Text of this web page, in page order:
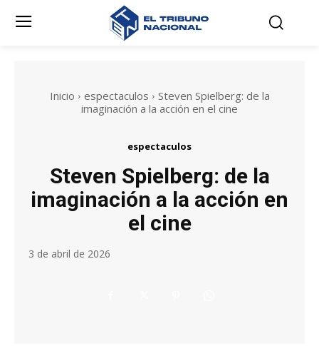
Inicio espectaculos
Steven Spielberg: de la
imaginación a la acción en el cine
espectaculos
Steven Spielberg: de la
imaginación a la acción en
el cine
3 de abril de 2026